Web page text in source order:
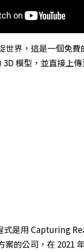
世界，這是一個免
3D 模型，並直接上
式是用 Capturing
案的公司，在 2021